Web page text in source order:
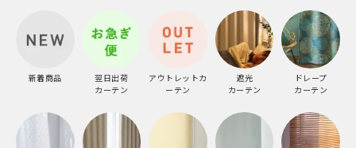
新着商品
翌日出荷
カーテン
アウトレットカ
ーテン
遮光
カーテン
ドレープ
カーテン